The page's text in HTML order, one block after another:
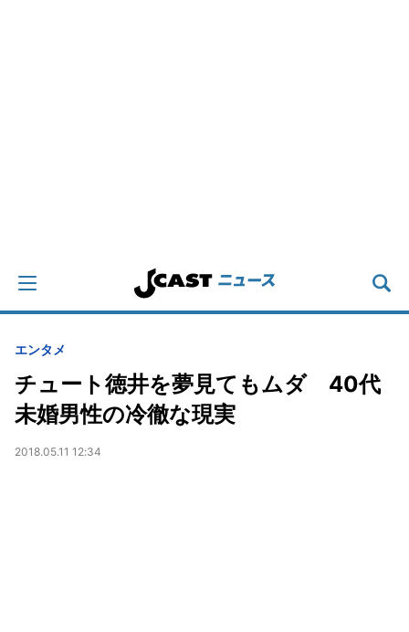
エンタメ
チュート徳井を夢見てもムダ 40代
未婚男性の冷徹な現実
2018.05.11 12:34